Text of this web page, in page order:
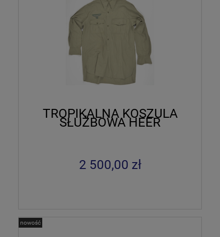
TROPIKALNA KOSZULA
SŁUŻBOWA HEER
2 500,00 zł
nowość